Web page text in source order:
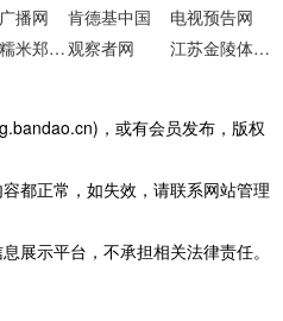
播网 肯德基中国
电视预告网
百度糯米郑州团购观察者网 江苏金陵体育器材股份有限公司
，或有会员发布，版权
都正常，如失效，请联系网站管理
展示平台，不承担相关法律责任。